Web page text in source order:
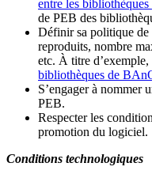
entre les
de PEB des
Définir sa politique de
reproduits, nombre
etc. À titre d’exemple,
bibliothèques de
S’engager à nommer
PEB.
Respecter les
promotion du logiciel.
Conditions technologiques